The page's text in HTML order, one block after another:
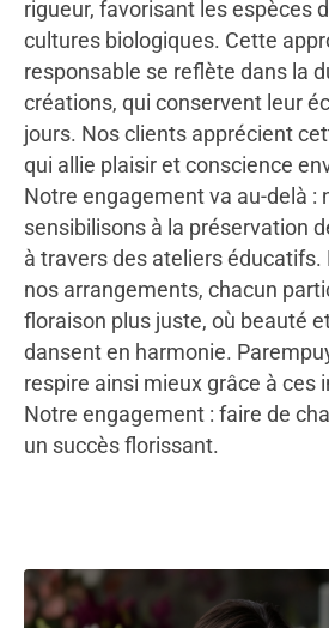
rigueur, favorisant les espèces
cultures biologiques. Cette
responsable se reflète dans la
créations, qui conservent leur
jours. Nos clients apprécient
qui allie plaisir et conscience
Notre engagement va au-delà :
sensibilisons à la préservation
à travers des ateliers éducatifs.
nos arrangements, chacun
floraison plus juste, où beauté
dansent en harmonie.
respire ainsi mieux grâce à ces
Notre engagement : faire de
un succès florissant.